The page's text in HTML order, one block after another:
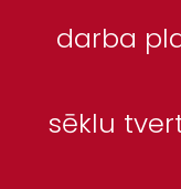
darba
sēklu